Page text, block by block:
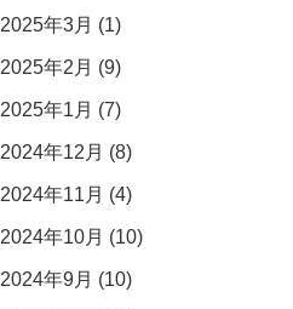
2025年3月 (1)
2025年2月 (9)
2025年1月 (7)
2024年12月 (8)
2024年11月 (4)
2024年10月 (10)
2024年9月 (10)